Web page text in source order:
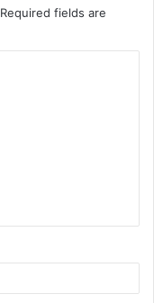
Required fields are